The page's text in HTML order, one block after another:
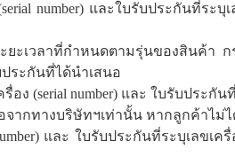
number) และใบรับประกันที่ระ
ยะเวลาที่กำหนดตามรุ่นของสินค้
ระกันที่ได้นำเสนอ
(serial number) และ ใบรับประกัน
จากทางบริษัทฯเท่านั้น หากลูกค้าไ
และ ใบรับประกันที่ระบุเลขเ